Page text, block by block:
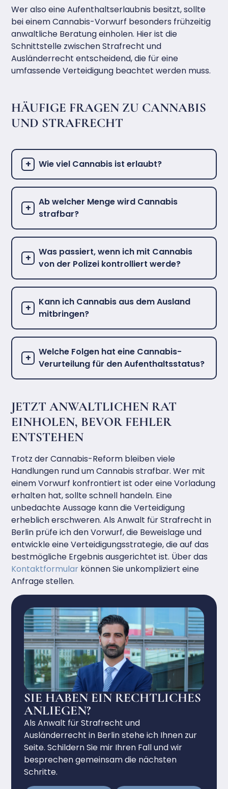
Wer also eine Aufenthaltserlaubnis besitzt, sollte
bei einem Cannabis-Vorwurf besonders frühzeitig
anwaltliche Beratung einholen. Hier ist die
Schnittstelle zwischen Strafrecht und
Ausländerrecht entscheidend, die für eine
umfassende Verteidigung beachtet werden muss.
HÄUFIGE FRAGEN ZU CANNABIS
UND STRAFRECHT
Wie viel Cannabis ist erlaubt?
Ab welcher Menge wird Cannabis
strafbar?
Was passiert, wenn ich mit Cannabis
von der Polizei kontrolliert werde?
Kann ich Cannabis aus dem Ausland
mitbringen?
Welche Folgen hat eine Cannabis-
Verurteilung für den Aufenthaltsstatus?
JETZT ANWALTLICHEN RAT
EINHOLEN, BEVOR FEHLER
ENTSTEHEN
Trotz der Cannabis-Reform bleiben viele
Handlungen rund um Cannabis strafbar. Wer mit
einem Vorwurf konfrontiert ist oder eine Vorladung
erhalten hat, sollte schnell handeln. Eine
unbedachte Aussage kann die Verteidigung
erheblich erschweren. Als Anwalt für Strafrecht in
Berlin prüfe ich den Vorwurf, die Beweislage und
entwickle eine Verteidigungsstrategie, die auf das
bestmögliche Ergebnis ausgerichtet ist. Über das
Kontaktformular können Sie unkompliziert eine
Anfrage stellen.
SIE HABEN EIN RECHTLICHES
ANLIEGEN?
Als Anwalt für Strafrecht und
Ausländerrecht in Berlin stehe ich Ihnen zur
Seite. Schildern Sie mir Ihren Fall und wir
besprechen gemeinsam die nächsten
Schritte.